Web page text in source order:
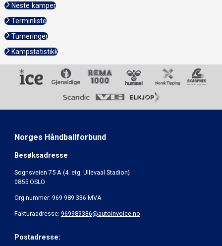
Neste kamper
Terminliste
Turneringer
Kampstatistikk
Norges Håndballforbund
Besøksadresse
Sognsveien 75 A (4. etg. Ullevaal Stadion)
0855 OSLO
Org.nummer: 969 989 336 MVA
Fakturaadresse: 969989336@autoinvoice.no
Postadresse: